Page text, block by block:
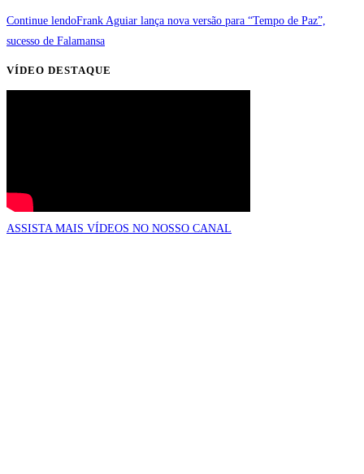
Continue lendoFrank Aguiar lança nova versão para “Tempo de Paz”,
sucesso de Falamansa
VÍDEO DESTAQUE
ASSISTA MAIS VÍDEOS NO NOSSO CANAL